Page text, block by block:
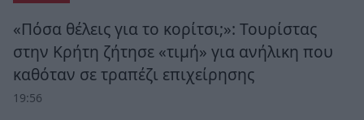
«Πόσα θέλεις για το κορίτσι;»: Τουρίστας
στην Κρήτη ζήτησε «τιμή» για ανήλικη που
καθόταν σε τραπέζι επιχείρησης
19:56